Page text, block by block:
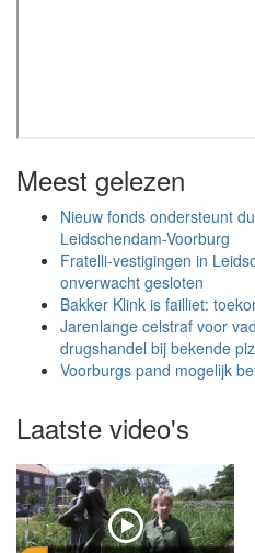
Meest gelezen
Nieuw fonds ondersteunt
Leidschendam-Voorburg
Fratelli-vestigingen in
onverwacht gesloten
Bakker Klink is failliet:
Jarenlange celstraf voor
drugshandel bij bekende
Voorburgs pand mogelijk
Laatste video's